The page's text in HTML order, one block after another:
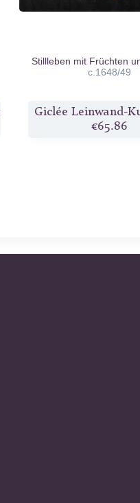
Stillleben mit Früchten
c.1648/49
Giclée Leinwand-
€65.86